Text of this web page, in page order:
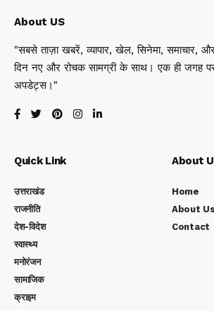
About US
"सबसे ताज़ा खबरें, व्यापार, खेल, सिनेमा, समाचार,
दिन नए और रोचक सामग्री के साथ। एक ही जगह
अपडेट्स।"
Quick Link
उत्तराखंड
राजनीति
देश-विदेश
स्वास्थ्य
मनोरंजन
सामाजिक
क्राइम
About
Home
About Us
Contact